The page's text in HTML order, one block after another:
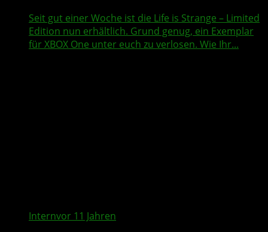
Seit gut einer Woche ist die Life is Strange – Limited
Edition nun erhältlich. Grund genug, ein Exemplar
für XBOX One unter euch zu verlosen. Wie Ihr...
Internvor 11 Jahren